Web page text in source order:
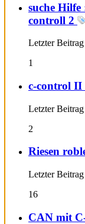
suche Hilfe
controll 2
Letzter
1
c-control II
Letzter
2
Riesen
Letzter
16
CAN mit